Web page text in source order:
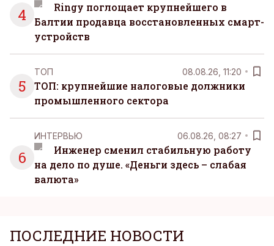
4
Ringy поглощает крупнейшего в
Балтии продавца восстановленных смарт-
устройств
5
ТОП 08.08.26, 11:20
ТОП: крупнейшие налоговые должники
промышленного сектора
6
ИНТЕРВЬЮ 06.08.26, 08:27
Инженер сменил стабильную работу
на дело по душе. «Деньги здесь – слабая
валюта»
ПОСЛЕДНИЕ НОВОСТИ